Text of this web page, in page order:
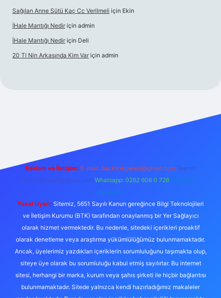
Sağılan Anne Sütü Kaç Cc Verilmeli için Ekin
İHale Mantığı Nedir için admin
İHale Mantığı Nedir için Deli
20 Tl Nin Arkasında Kim Var için admin
Reklam ve İletişim: E-mail: backlinkpaneli@gmail.com Teams:
forumhizmeti@gmail.com Whatsapp: 0262 606 0 726 Telegram:
@karabul
Yasal Uyarı: Sitemiz, 5651 Sayılı Kanun gereğince Bilgi Teknolojileri
ve İletişim Kurumu (BTK) tarafından onaylanmış bir Yer Sağlayıcı
olarak hizmet vermektedir. Bu nedenle, sitedeki içerikleri proaktif
olarak denetleme veya araştırma yükümlülüğümüz bulunmamaktadır.
Ancak, üyelerimiz yazdıkları içeriklerin sorumluluğunu taşımakta olup,
siteye üye olarak bu sorumluluğu kabul etmiş sayılırlar. Bu internet
sitesi, herhangi bir marka, kurum veya şahıs şirketi ile hiçbir bağlantısı
bulunmamaktadır. Sitede yalnızca kendi hazırladığımız makaleler